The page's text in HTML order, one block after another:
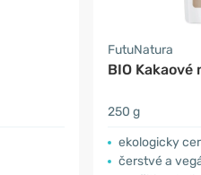
FutuNatura
BIO Kakaové
250 g
ekologicky
čerstvé a